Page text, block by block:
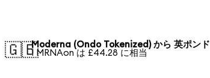
🇬🇧Moderna (Ondo Tokenized) から 英ポンド
1 MRNAon は £44.28 に相当